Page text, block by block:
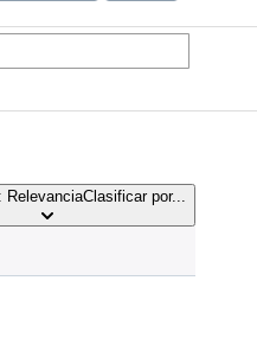
RelevanciaClasificar por...